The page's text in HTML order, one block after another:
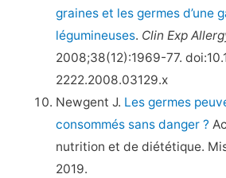
graines et les germes d’une
légumineuses. Clin Exp
2008;38(12):1969-77.
2222.2008.03129.x
Newgent J. Les germes
consommés sans danger ?
nutrition et de diététique.
2019.